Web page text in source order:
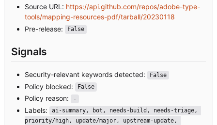
Source URL: https://api.github.com/repos/adobe-type-
tools/mapping-resources-pdf/tarball/20230118
Pre-release:
False
Signals
Security-relevant keywords detected: False
Policy blocked: False
Policy reason: -
Labels:
ai-summary, bot, needs-build, needs-triage,
priority/high, update/major, upstream-update,